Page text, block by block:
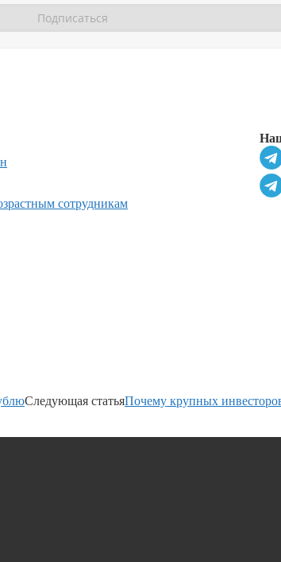
сотрудникам
Следующая статьяПочему крупных